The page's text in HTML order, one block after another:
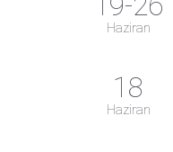
Haziran
18
Haziran